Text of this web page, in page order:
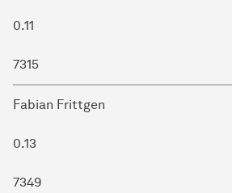
0.11
7315
Fabian Frittgen
0.13
7349